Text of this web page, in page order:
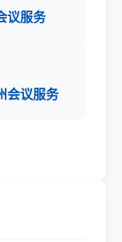
议服务
会议服务